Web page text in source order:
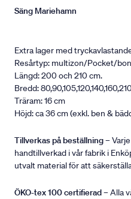
Säng Mariehamn
Extra lager med
Resårtyp: multizon/Pocket/
Längd: 200 och 210 cm.
Bredd:
Träram: 16 cm
Höjd: ca 36 cm (exkl. ben &
Tillverkas på beställning–
handtillverkad i vår fabrik i
utvalt material för att
ÖKO-tex 100 certifierad– Alla